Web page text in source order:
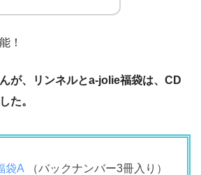
！
が、リンネルとa-jolie福袋は、CD
た。
袋A （バックナンバー3冊入り）